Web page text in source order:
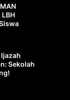
Sekolah